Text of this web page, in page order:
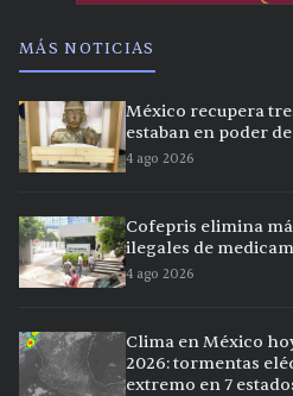
MÁS NOTICIAS
México recupera
estaban en poder
4 ago 2026
Cofepris elimina
ilegales de
4 ago 2026
Clima en México
2026: tormentas
extremo en 7